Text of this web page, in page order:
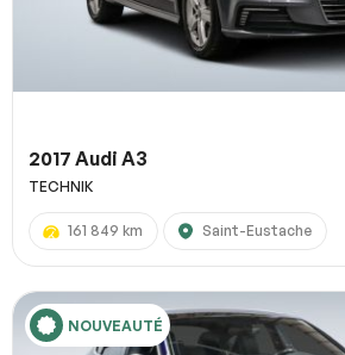
2017 Audi A3
TECHNIK
161 849 km Saint-Eustache
NOUVEAUTÉ